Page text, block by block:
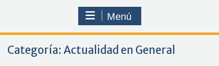
Menú
Categoría: Actualidad en General